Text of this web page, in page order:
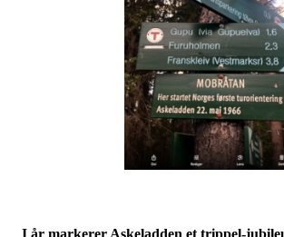
I år markerer Askeladden et trippel-